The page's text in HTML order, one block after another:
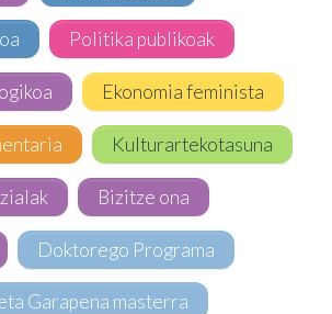
Politika publikoak
Ekonomia feminista
Kulturartekotasuna
Bizitze ona
Doktorego Programa
Garapena masterra